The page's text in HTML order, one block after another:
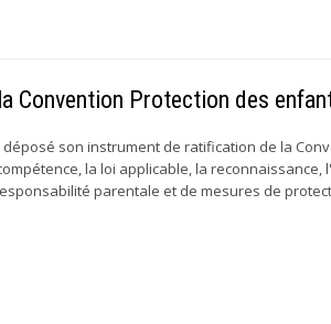
Convention Protection des
déposé son instrument de ratification de la
la loi applicable, la reconnaissance,
parentale et de mesures de